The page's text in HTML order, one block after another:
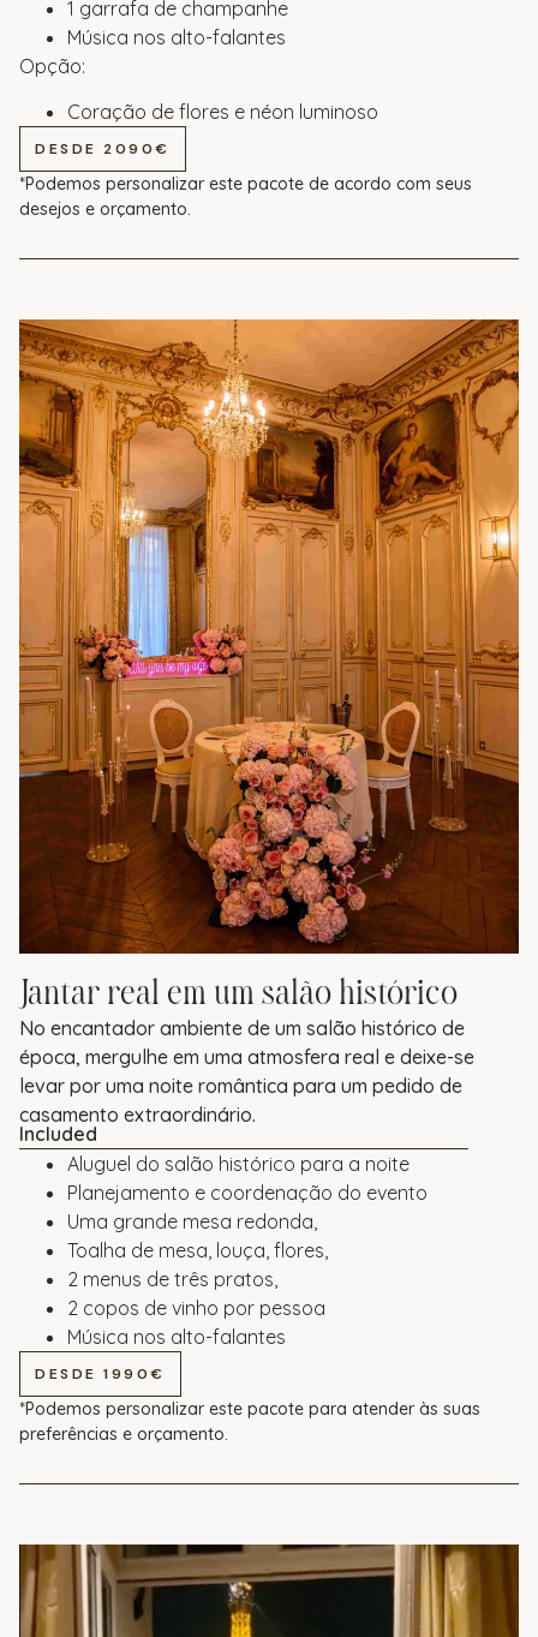
1 garrafa de champanhe
Música nos alto-falantes
Opção:
Coração de flores e néon luminoso
DESDE 2090€
*Podemos personalizar este pacote de acordo com seus
desejos e orçamento.
Jantar real em um salão histórico
No encantador ambiente de um salão histórico de
época, mergulhe em uma atmosfera real e deixe-se
levar por uma noite romântica para um pedido de
casamento extraordinário.
Included
Aluguel do salão histórico para a noite
Planejamento e coordenação do evento
Uma grande mesa redonda,
Toalha de mesa, louça, flores,
2 menus de três pratos,
2 copos de vinho por pessoa
Música nos alto-falantes
DESDE 1990€
*Podemos personalizar este pacote para atender às suas
preferências e orçamento.